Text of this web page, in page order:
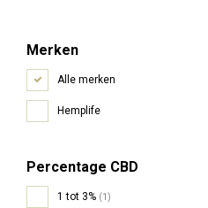
Merken
Alle merken
Hemplife
Percentage CBD
1 tot 3% (1)